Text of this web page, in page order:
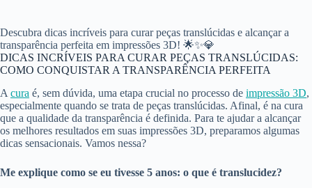
Descubra dicas incríveis para curar peças translúcidas e alcançar a
transparência perfeita em impressões 3D! 🌟✨💎
DICAS INCRÍVEIS PARA CURAR PEÇAS TRANSLÚCIDAS:
COMO CONQUISTAR A TRANSPARÊNCIA PERFEITA
A cura é, sem dúvida, uma etapa crucial no processo de impressão 3D,
especialmente quando se trata de peças translúcidas. Afinal, é na cura
que a qualidade da transparência é definida. Para te ajudar a alcançar
os melhores resultados em suas impressões 3D, preparamos algumas
dicas sensacionais. Vamos nessa?
Me explique como se eu tivesse 5 anos: o que é translucidez?